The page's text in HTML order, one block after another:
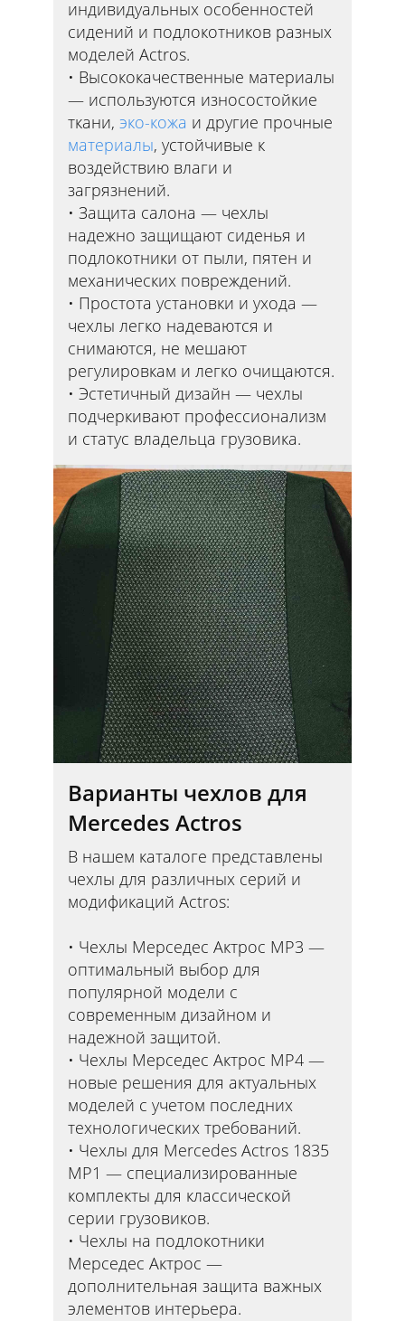
индивидуальных особенностей
сидений и подлокотников разных
моделей Actros.
Высококачественные материалы
— используются износостойкие
ткани, эко-кожа и другие прочные
материалы, устойчивые к
воздействию влаги и
загрязнений.
Защита салона — чехлы
надежно защищают сиденья и
подлокотники от пыли, пятен и
механических повреждений.
Простота установки и ухода —
чехлы легко надеваются и
снимаются, не мешают
регулировкам и легко очищаются.
Эстетичный дизайн — чехлы
подчеркивают профессионализм
и статус владельца грузовика.
Варианты чехлов для
Mercedes Actros
В нашем каталоге представлены
чехлы для различных серий и
модификаций Actros:
Чехлы Мерседес Актрос MP3 —
оптимальный выбор для
популярной модели с
современным дизайном и
надежной защитой.
Чехлы Мерседес Актрос MP4 —
новые решения для актуальных
моделей с учетом последних
технологических требований.
Чехлы для Mercedes Actros 1835
MP1 — специализированные
комплекты для классической
серии грузовиков.
Чехлы на подлокотники
Мерседес Актрос —
дополнительная защита важных
элементов интерьера.